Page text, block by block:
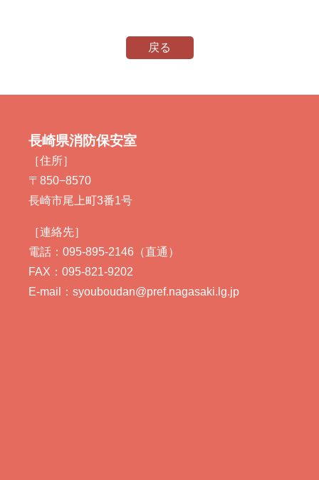
戻る
長崎県消防保安室
［住所］
〒850−8570
長崎市尾上町3番1号
［連絡先］
電話：095-895-2146（直通）
FAX：095-821-9202
E-mail：syouboudan@pref.nagasaki.lg.jp